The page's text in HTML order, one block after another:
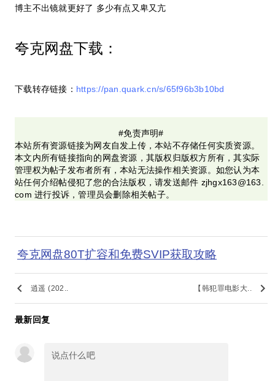
博主不出镜就更好了 多少有点又卑又亢
夸克网盘下载：
下载转存链接： https://pan.quark.cn/s/65f96b3b10bd
#免责声明#
本站所有资源链接为网友自发上传，本站不存储任何实质资源。
本文内所有链接指向的网盘资源，其版权归版权方所有，其实际
管理权为帖子发布者所有，本站无法操作相关资源。如您认为本
站任何介绍帖侵犯了您的合法版权，请发送邮件 zjhgx163@163.
com 进行投诉，管理员会删除相关帖子。
夸克网盘80T扩容和免费SVIP获取攻略
keyboard_arrow_left 逍遥 (202.. 【韩犯罪电影大.. keyboard_arrow_right
最新回复